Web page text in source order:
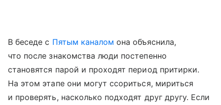
В беседе с Пятым каналом она объяснила,
что после знакомства люди постепенно
становятся парой и проходят период притирки.
На этом этапе они могут ссориться, мириться
и проверять, насколько подходят друг другу. Если